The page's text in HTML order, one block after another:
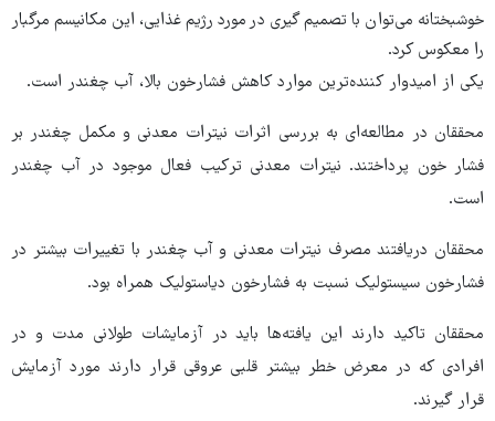
خوشبختانه می‌توان با تصمیم گیری در مورد رژیم غذایی، این مکانیسم مرگبار
را معکوس کرد.
یکی از امیدوار کننده‌ترین موارد کاهش فشارخون بالا، آب چغندر است.
محققان در مطالعه‌ای به بررسی اثرات نیترات معدنی و مکمل چغندر بر
فشار خون پرداختند. نیترات معدنی ترکیب فعال موجود در آب چغندر
است.
محققان دریافتند مصرف نیترات معدنی و آب چغندر با تغییرات بیشتر در
فشارخون سیستولیک نسبت به فشارخون دیاستولیک همراه بود.
محققان تاکید دارند این یافته‌ها باید در آزمایشات طولانی مدت و در
افرادی که در معرض خطر بیشتر قلبی عروقی قرار دارند مورد آزمایش
قرار گیرند.